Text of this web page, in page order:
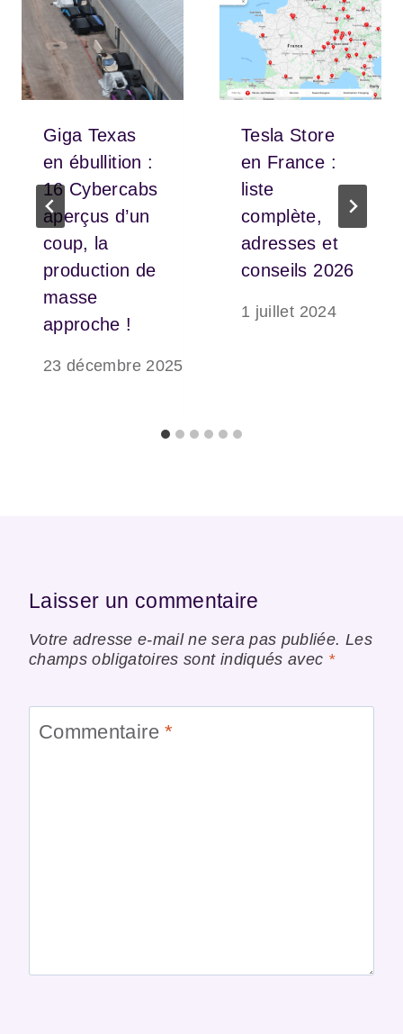
Giga Texas
en ébullition :
16 Cybercabs
aperçus d’un
coup, la
production de
masse
approche !
23 décembre 2025
Tesla Store
en France :
liste
complète,
adresses et
conseils 2026
1 juillet 2024
Laisser un commentaire
Votre adresse e-mail ne sera pas publiée. Les
champs obligatoires sont indiqués avec *
Commentaire*